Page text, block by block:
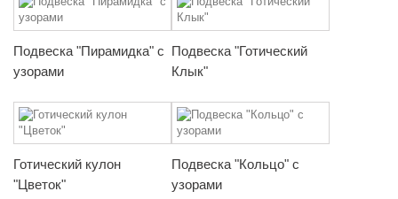
Подвеска "Пирамидка" с
узорами
Подвеска "Готический
Клык"
Готический кулон
"Цветок"
Подвеска "Кольцо" с
узорами